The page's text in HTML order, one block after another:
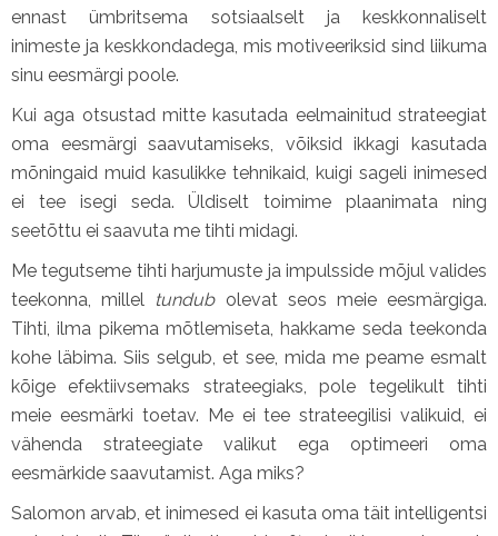
ennast ümbritsema sotsiaalselt ja keskkonnaliselt
inimeste ja keskkondadega, mis motiveeriksid sind liikuma
sinu eesmärgi poole.
Kui aga otsustad mitte kasutada eelmainitud strateegiat
oma eesmärgi saavutamiseks, võiksid ikkagi kasutada
mõningaid muid kasulikke tehnikaid, kuigi sageli inimesed
ei tee isegi seda. Üldiselt toimime plaanimata ning
seetõttu ei saavuta me tihti midagi.
Me tegutseme tihti harjumuste ja impulsside mõjul valides
teekonna, millel tundubolevat seos meie eesmärgiga.
Tihti, ilma pikema mõtlemiseta, hakkame seda teekonda
kohe läbima. Siis selgub, et see, mida me peame esmalt
kõige efektiivsemaks strateegiaks, pole tegelikult tihti
meie eesmärki toetav. Me ei tee strateegilisi valikuid, ei
vähenda strateegiate valikut ega optimeeri oma
eesmärkide saavutamist. Aga miks?
Salomon arvab, et inimesed ei kasuta oma täit intelligentsi